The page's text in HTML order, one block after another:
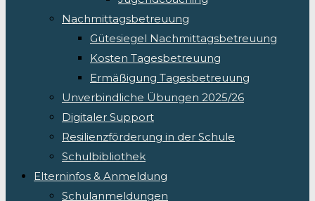
Nachmittagsbetreuung
Gütesiegel Nachmittagsbetreuung
Kosten Tagesbetreuung
Ermäßigung Tagesbetreuung
Unverbindliche Übungen 2025/26
Digitaler Support
Resilienzförderung in der Schule
Schulbibliothek
Elterninfos & Anmeldung
Schulanmeldungen